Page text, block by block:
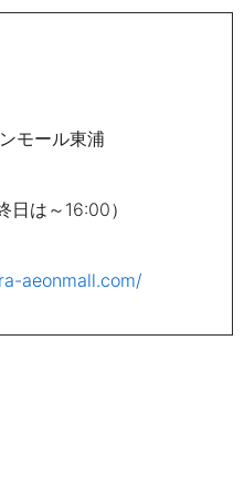
モール東浦
は～16:00）
aeonmall.com/